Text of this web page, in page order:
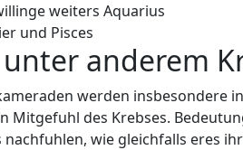
weiters Aquarius
und Pisces
unter anderem
werden insbesondere
Mitgefuhl des Krebses.
nachfuhlen, wie gleichfalls eres